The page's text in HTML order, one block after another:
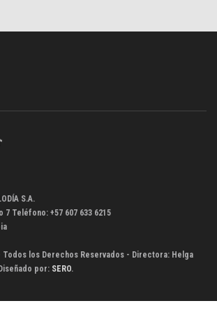
S.A.
7 Teléfono: +57 607 633 6215
Todos los Derechos Reservados - Directora: Helga
por: SERO.